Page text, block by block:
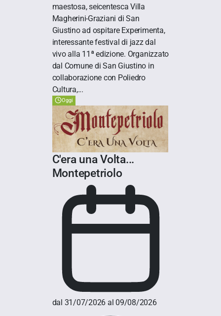
maestosa, seicentesca Villa
Magherini-Graziani di San
Giustino ad ospitare Experimenta,
interessante festival di jazz dal
vivo alla 11ª edizione. Organizzato
dal Comune di San Giustino in
collaborazione con Poliedro
Cultura,...
Oggi
C'era una Volta...
Montepetriolo
dal 31/07/2026 al 09/08/2026